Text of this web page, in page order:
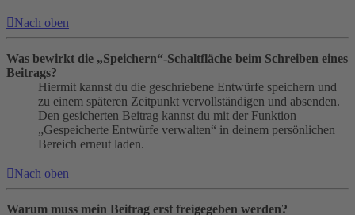
Nach oben
Was bewirkt die „Speichern“-Schaltfläche beim Schreiben eines
Beitrags?
Hiermit kannst du die geschriebene Entwürfe speichern und
zu einem späteren Zeitpunkt vervollständigen und absenden.
Den gesicherten Beitrag kannst du mit der Funktion
„Gespeicherte Entwürfe verwalten“ in deinem persönlichen
Bereich erneut laden.
Nach oben
Warum muss mein Beitrag erst freigegeben werden?